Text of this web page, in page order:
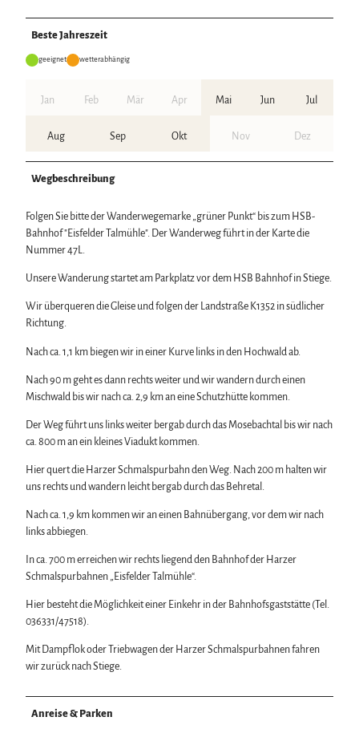
Beste Jahreszeit
geeignet wetterabhängig
Jan Feb Mär Apr Mai Jun Jul
Aug Sep Okt Nov Dez
Wegbeschreibung
Folgen Sie bitte der Wanderwegemarke „grüner Punkt“ bis zum HSB-
Bahnhof "Eisfelder Talmühle". Der Wanderweg führt in der Karte die
Nummer 47L.
Unsere Wanderung startet am Parkplatz vor dem HSB Bahnhof in Stiege.
Wir überqueren die Gleise und folgen der Landstraße K1352 in südlicher
Richtung.
Nach ca. 1,1 km biegen wir in einer Kurve links in den Hochwald ab.
Nach 90 m geht es dann rechts weiter und wir wandern durch einen
Mischwald bis wir nach ca. 2,9 km an eine Schutzhütte kommen.
Der Weg führt uns links weiter bergab durch das Mosebachtal bis wir nach
ca. 800 m an ein kleines Viadukt kommen.
Hier quert die Harzer Schmalspurbahn den Weg. Nach 200 m halten wir
uns rechts und wandern leicht bergab durch das Behretal.
Nach ca. 1,9 km kommen wir an einen Bahnübergang, vor dem wir nach
links abbiegen.
In ca. 700 m erreichen wir rechts liegend den Bahnhof der Harzer
Schmalspurbahnen „Eisfelder Talmühle“.
Hier besteht die Möglichkeit einer Einkehr in der Bahnhofsgaststätte (Tel.
036331/47518).
Mit Dampflok oder Triebwagen der Harzer Schmalspurbahnen fahren
wir zurück nach Stiege.
Anreise & Parken